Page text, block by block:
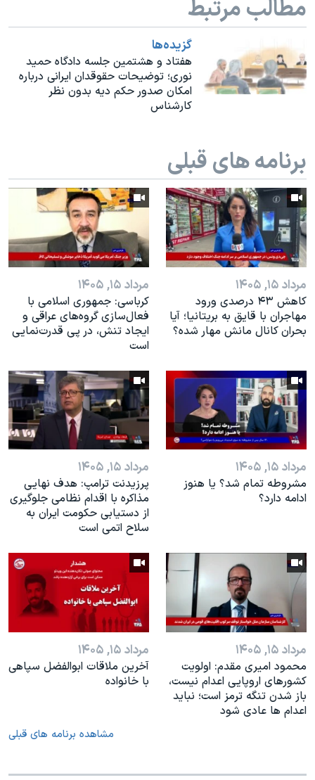
نرگس محمدی برنده جایزه نوبل صلح
همایش محافظه‌کاران آمریکا «سی‌پک»
صفحه‌های ویژه
سفر پرزیدنت ترامپ به چین
مطالب مرتبط
گزيده‌ها
هفتاد و هشتمین جلسه دادگاه حمید
نوری؛ توضیحات حقوقدان ایرانی درباره
امکان صدور حکم دیه بدون نظر
کارشناس
برنامه های قبلی
مرداد ۱۵, ۱۴۰۵
کاهش ۴۳ درصدی ورود
مهاجران با قایق به بریتانیا؛ آیا
بحران کانال مانش مهار شده؟
مرداد ۱۵, ۱۴۰۵
کرباسی: جمهوری اسلامی با
فعال‌سازی گروه‌های عراقی و
ایجاد تنش، در پی قدرت‌نمایی
است
مرداد ۱۵, ۱۴۰۵
مشروطه تمام شد؟ يا هنوز
ادامه دارد؟
مرداد ۱۵, ۱۴۰۵
پرزیدنت ترامپ: هدف نهایی
مذاکره با اقدام نظامی جلوگیری
از دستیابی حکومت ایران به
سلاح اتمی است
مرداد ۱۵, ۱۴۰۵
محمود امیری مقدم: اولویت
کشورهای اروپایی اعدام نیست،
باز شدن تنگه ترمز است؛ نباید
اعدام ها عادی شود
مرداد ۱۵, ۱۴۰۵
آخرین ملاقات ابوالفضل سپاهی
با خانواده
مشاهده برنامه های قبلی